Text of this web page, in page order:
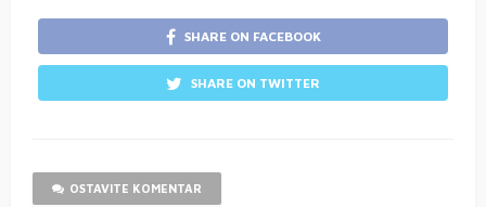
SHARE ON FACEBOOK
SHARE ON TWITTER
OSTAVITE KOMENTAR